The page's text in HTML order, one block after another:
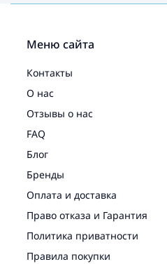
Меню сайта
Контакты
О нас
Отзывы о нас
FAQ
Блог
Бренды
Оплата и доставка
Право отказа и Гарантия
Политика приватности
Правила покупки